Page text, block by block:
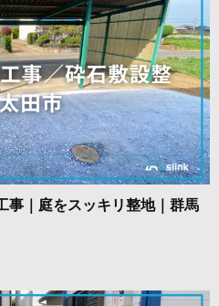
事｜庭をスッキリ整地｜群馬